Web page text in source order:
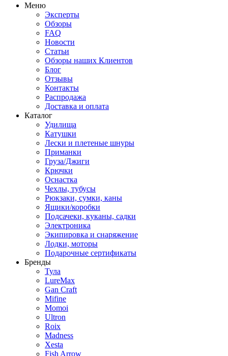
Меню
Эксперты
Обзоры
FAQ
Новости
Статьи
Обзоры наших Клиентов
Блог
Отзывы
Контакты
Распродажа
Доставка и оплата
Каталог
Удилища
Катушки
Лески и плетеные шнуры
Приманки
Груза/Джиги
Крючки
Оснастка
Чехлы, тубусы
Рюкзаки, сумки, каны
Ящики/коробки
Подсачеки, куканы, садки
Электроника
Экипировка и снаряжение
Лодки, моторы
Подарочные сертификаты
Бренды
Тула
LureMax
Gan Craft
Mifine
Momoi
Ultron
Roix
Madness
Xesta
Fish Arrow